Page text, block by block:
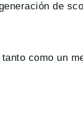
de
como un